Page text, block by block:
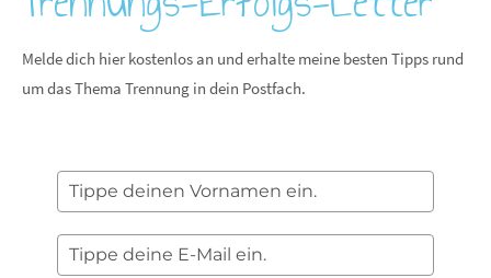
Melde dich hier kostenlos an und erhalte meine besten Tipps rund
um das Thema Trennung in dein Postfach.